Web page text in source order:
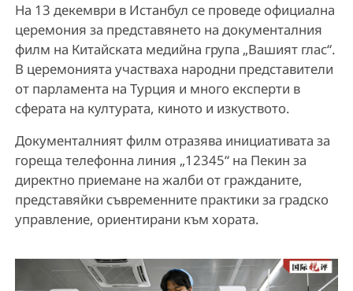
На 13 декември в Истанбул се проведе официална
церемония за представянето на документалния
филм на Китайската медийна група „Вашият глас“.
В церемонията участваха народни представители
от парламента на Турция и много експерти в
сферата на културата, киното и изкуството.
Документалният филм отразява инициативата за
гореща телефонна линия „12345“ на Пекин за
директно приемане на жалби от гражданите,
представяйки съвременните практики за градско
управление, ориентирани към хората.